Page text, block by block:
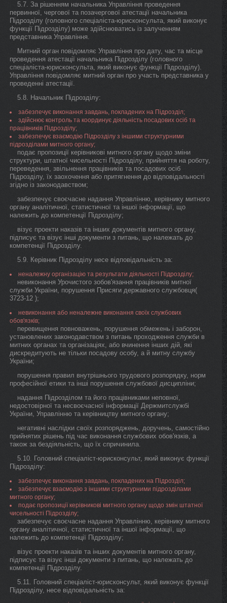
5.7. За рішенням начальника Управління проведення
первинної, чергової та позачергової атестації начальника
Підрозділу (головного спеціаліста-юрисконсульта, який виконує
функції Підрозділу) може здійснюватись із залученням
представника Управління.
Митний орган повідомляє Управління про дату, час та місце
проведення атестації начальника Підрозділу (головного
спеціаліста-юрисконсульта, який виконує функції Підрозділу).
Управління повідомляє митний орган про участь представника у
проведенні атестації.
5.8. Начальник Підрозділу:
забезпечує виконання завдань, покладених на Підрозділ;
здійснює контроль та координує діяльність посадових осіб та
працівників Підрозділу;
забезпечує взаємодію Підрозділу з іншими структурними
підрозділами митного органу;
подає пропозиції керівникові митного органу щодо зміни
структури, штатної чисельності Підрозділу, прийняття на роботу,
переведення, звільнення працівників та посадових осіб
Підрозділу, їх заохочення або притягнення до відповідальності
згідно із законодавством;
забезпечує своєчасне надання Управлінню, керівнику митного
органу аналітичної, статистичної та іншої інформації, що
належить до компетенції Підрозділу;
візує проекти наказів та інших документів митного органу,
підписує та візує інші документи з питань, що належать до
компетенції Підрозділу.
5.9. Керівник Підрозділу несе відповідальність за:
неналежну організацію та результати діяльності Підрозділу;
невиконання Урочистого зобов'язання працівників митної
служби України, порушення Присяги державного службовця(
3723-12 );
невиконання або неналежне виконання своїх службових
обов'язків;
перевищення повноважень, порушення обмежень і заборон,
установлених законодавством з питань проходження служби в
митних органах та організаціях, або вчинення інших дій, які
дискредитують не тільки посадову особу, а й митну службу
України;
порушення правил внутрішнього трудового розпорядку, норм
професійної етики та інші порушення службової дисципліни;
надання Підрозділом та його працівниками неповної,
недостовірної та несвоєчасної інформації Держмитслужбі
України, Управлінню та керівництву митного органу;
негативні наслідки своїх розпоряджень, доручень, самостійно
прийнятих рішень під час виконання службових обов'язків, а
також за бездіяльність, що їх спричинила.
5.10. Головний спеціаліст-юрисконсульт, який виконує функції
Підрозділу:
забезпечує виконання завдань, покладених на Підрозділ;
забезпечує взаємодію з іншими структурними підрозділами
митного органу;
подає пропозиції керівникові митного органу щодо змін штатної
чисельності Підрозділу;
забезпечує своєчасне надання Управлінню, керівнику митного
органу аналітичної, статистичної та іншої інформації, що
належить до компетенції Підрозділу;
візує проекти наказів та інших документів митного органу,
підписує та візує інші документи з питань, що належать до
компетенції Підрозділу.
5.11. Головний спеціаліст-юрисконсульт, який виконує функції
Підрозділу, несе відповідальність за: